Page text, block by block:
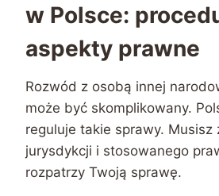
w Polsce:
aspekty prawne
Rozwód z osobą innej
może być skomplikowany.
reguluje takie sprawy. Musisz
jurysdykcji i stosowanego
rozpatrzy Twoją sprawę.